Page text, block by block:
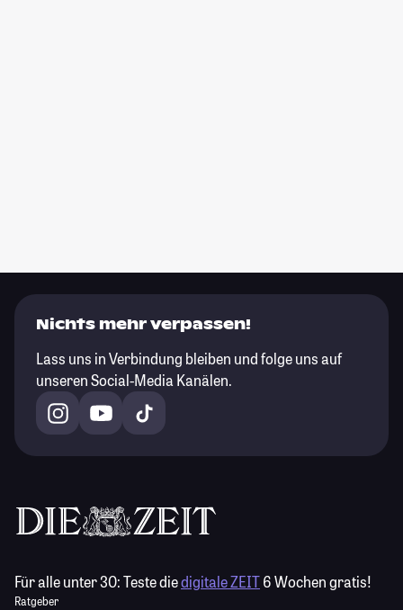
Nichts mehr verpassen!
Lass uns in Verbindung bleiben und folge uns auf
unseren Social-Media Kanälen.
Für alle unter 30:Teste diedigitale ZEIT6 Wochen gratis!
Ratgeber